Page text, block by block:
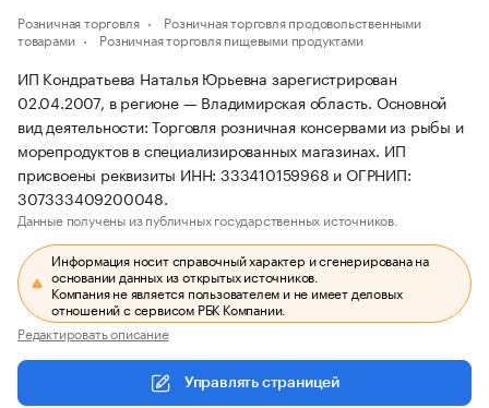
Розничная торговля
Розничная торговля продовольственными
товарами
Розничная торговля пищевыми продуктами
ИП Кондратьева Наталья Юрьевна зарегистрирован
02.04.2007, в регионе — Владимирская область. Основной
вид деятельности: Торговля розничная консервами из рыбы и
морепродуктов в специализированных магазинах. ИП
присвоены реквизиты ИНН: 333410159968 и ОГРНИП:
307333409200048.
Данные получены из публичных государственных источников.
Информация носит справочный характер и сгенерирована на
основании данных из открытых источников.
Компания не является пользователем и не имеет деловых
отношений с сервисом РБК Компании.
Редактировать описание
Управлять страницей